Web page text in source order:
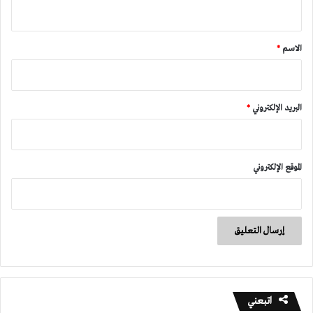
*
الاسم *
البريد الإلكتروني *
الموقع الإلكتروني
اتبعني